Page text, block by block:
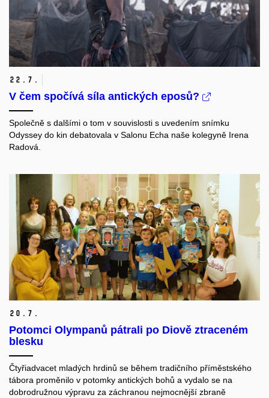
22. 7.
V čem spočívá síla antických eposů?
Společně s dalšími o tom v souvislosti s uvedením snímku
Odyssey do kin debatovala v Salonu Echa naše kolegyně Irena
Radová.
20. 7.
Potomci Olympanů pátrali po Diově ztraceném
blesku
Čtyřiadvacet mladých hrdinů se během tradičního příměstského
tábora proměnilo v potomky antických bohů a vydalo se na
dobrodružnou výpravu za záchranou nejmocnější zbraně